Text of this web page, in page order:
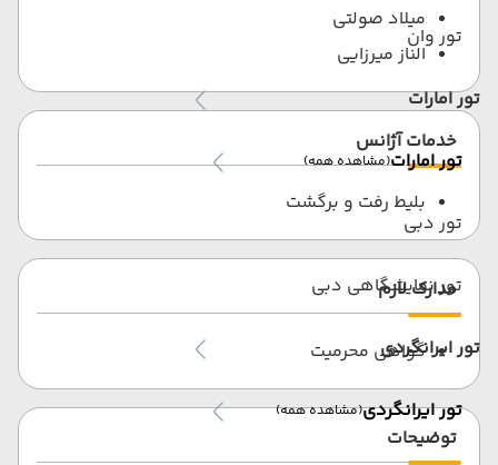
تور وان
تور امارات
تور امارات(مشاهده همه)
تور دبی
تور نمایشگاهی دبی
تور ایرانگردی
تور ایرانگردی(مشاهده همه)
میلاد صولتی
الناز میرزایی
خدمات آژانس
بلیط رفت و برگشت
مدارک لازم
گواهی محرمیت
توضیحات